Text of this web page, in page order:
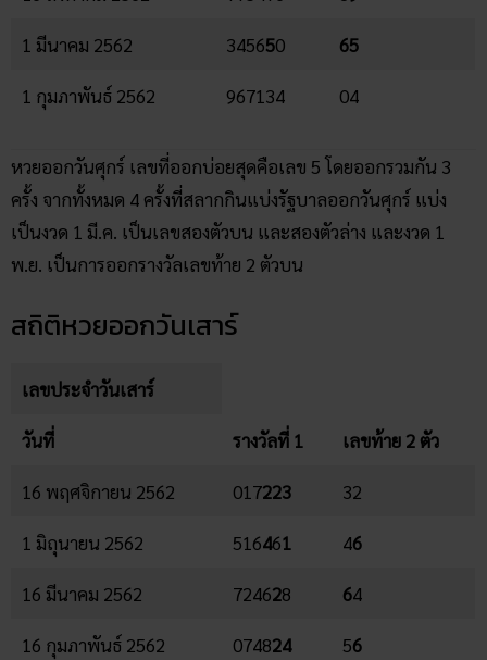
1 มีนาคม 2562 345650 65
1 กุมภาพันธ์ 2562 967134 04
หวยออกวันศุกร์ เลขที่ออกบ่อยสุดคือเลข 5 โดยออกรวมกัน 3
ครั้ง จากทั้งหมด 4 ครั้งที่สลากกินแบ่งรัฐบาลออกวันศุกร์ แบ่ง
เป็นงวด 1 มี.ค. เป็นเลขสองตัวบน และสองตัวล่าง และงวด 1
พ.ย. เป็นการออกรางวัลเลขท้าย 2 ตัวบน
สถิติหวยออกวันเสาร์
เลขประจำวันเสาร์
วันที่ รางวัลที่ 1 เลขท้าย 2 ตัว
16 พฤศจิกายน 2562 017223 32
1 มิถุนายน 2562 516461 46
16 มีนาคม 2562 724628 64
16 กุมภาพันธ์ 2562 074824 56